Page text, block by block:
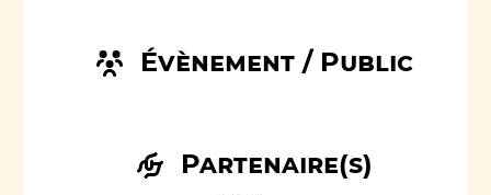
Partenaire(s)
Évènement / Public